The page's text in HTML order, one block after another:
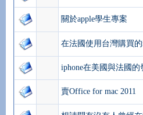
關於apple學生專案
在法國使用台灣購買的
iphone在美國與法國的
賣Office for mac 2011